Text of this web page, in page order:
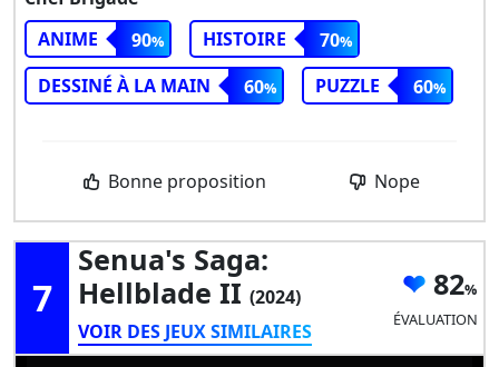
ANIME
90 HISTOIRE
70
DESSINÉ À LA MAIN
60 PUZZLE 60
Bonne proposition Nope
7
Senua's Saga:
Hellblade II (2024)
VOIR DES JEUX SIMILAIRES
82
ÉVALUATION